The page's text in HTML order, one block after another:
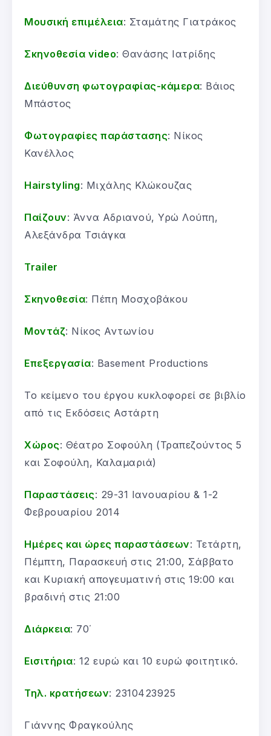
Μουσική επιμέλεια: Σταμάτης Γιατράκος
Σκηνοθεσία video: Θανάσης Ιατρίδης
Διεύθυνση φωτογραφίας-κάμερα: Βάιος
Μπάστος
Φωτογραφίες παράστασης: Νίκος
Κανέλλος
Hairstyling: Μιχάλης Κλώκουζας
Παίζουν: Άννα Αδριανού, Υρώ Λούπη,
Αλεξάνδρα Τσιάγκα
Trailer
Σκηνοθεσία: Πέπη Μοσχοβάκου
Μοντάζ: Νίκος Αντωνίου
Επεξεργασία: Basement Productions
Το κείμενο του έργου κυκλοφορεί σε βιβλίο
από τις Εκδόσεις Αστάρτη
Χώρος: Θέατρο Σοφούλη (Τραπεζούντος 5
και Σοφούλη, Καλαμαριά)
Παραστάσεις: 29-31 Ιανουαρίου & 1-2
Φεβρουαρίου 2014
Ημέρες και ώρες παραστάσεων: Τετάρτη,
Πέμπτη, Παρασκευή στις 21:00, Σάββατο
και Κυριακή απογευματινή στις 19:00 και
βραδινή στις 21:00
Διάρκεια: 70΄
Εισιτήρια: 12 ευρώ και 10 ευρώ φοιτητικό.
Τηλ. κρατήσεων: 2310423925
Γιάννης Φραγκούλης